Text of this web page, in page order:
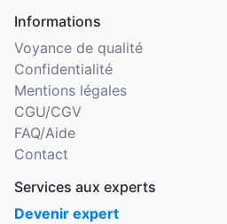
Informations
Voyance de qualité
Confidentialité
Mentions légales
CGU/CGV
FAQ/Aide
Contact
Services aux experts
Devenir expert